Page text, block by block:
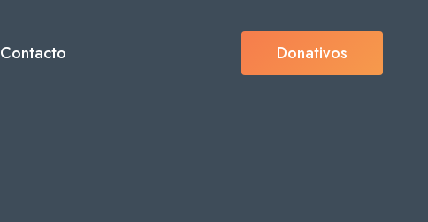
Contacto Donativos